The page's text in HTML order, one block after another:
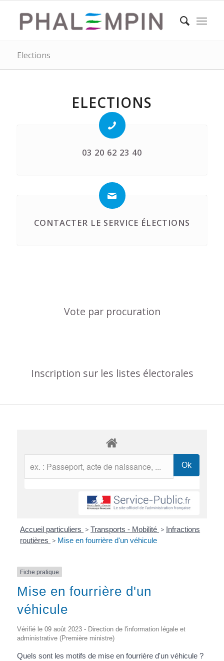
Elections
ELECTIONS
03 20 62 23 40
CONTACTER LE SERVICE ÉLECTIONS
Vote par procuration
Inscription sur les listes électorales
Accueil particuliers > Transports - Mobilité > Infractions
routières > Mise en fourrière d'un véhicule
Fiche pratique
Mise en fourrière d'un
véhicule
Vérifié le 09 août 2023 - Direction de l'information légale et
administrative (Première ministre)
Quels sont les motifs de mise en fourrière d'un véhicule ?